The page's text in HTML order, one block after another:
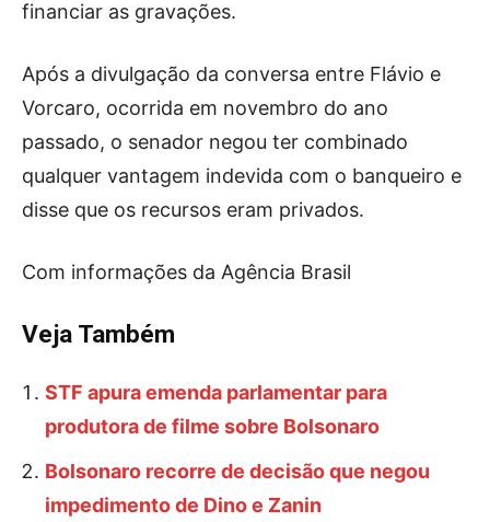
financiar as gravações.
Após a divulgação da conversa entre Flávio e
Vorcaro, ocorrida em novembro do ano
passado, o senador negou ter combinado
qualquer vantagem indevida com o banqueiro e
disse que os recursos eram privados.
Com informações da Agência Brasil
Veja Também
STF apura emenda parlamentar para
produtora de filme sobre Bolsonaro
Bolsonaro recorre de decisão que negou
impedimento de Dino e Zanin